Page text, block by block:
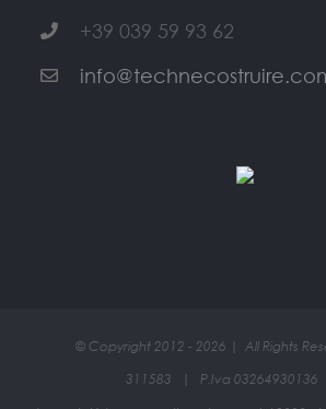
+39 039 59 93 62
© Copyright 2012 - 2026 | All Rights
311583 | P.Iva